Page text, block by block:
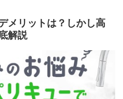
メリットは？しかし高
解説